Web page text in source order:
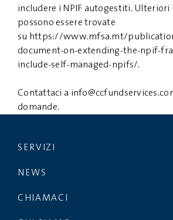
includere i NPIF autogestiti.
possono essere trovate
su https://www.mfsa.mt/
document-on-extending-the-npif-
include-self-managed-npifs/.
Contattaci a
domande.
SERVIZI
NEWS
CHIAMACI